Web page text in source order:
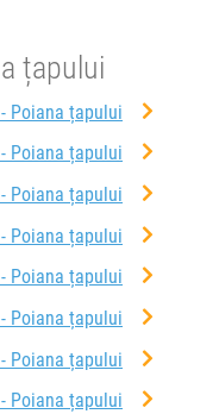
țapului
Poiana țapului
Poiana țapului
Poiana țapului
Poiana țapului
Poiana țapului
Poiana țapului
Poiana țapului
Poiana țapului